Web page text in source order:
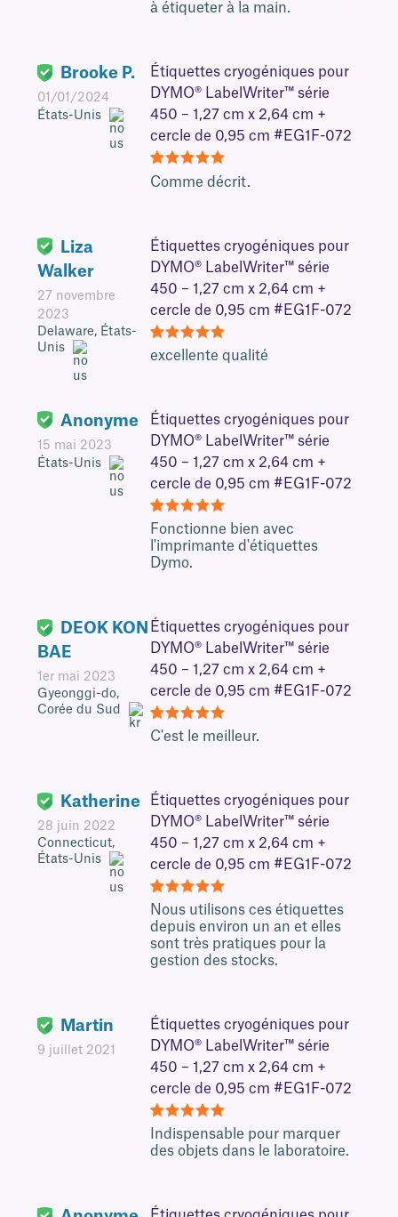
à étiqueter à la main.
Brooke P.
01/01/2024
États-Unis
Étiquettes cryogéniques pour
DYMO® LabelWriter™ série
450 – 1,27 cm x 2,64 cm +
cercle de 0,95 cm #EG1F-072
5
Comme décrit.
Liza
Walker
27 novembre
2023
Delaware, États-
Unis
Étiquettes cryogéniques pour
DYMO® LabelWriter™ série
450 – 1,27 cm x 2,64 cm +
cercle de 0,95 cm #EG1F-072
5
excellente qualité
Anonyme
15 mai 2023
États-Unis
Étiquettes cryogéniques pour
DYMO® LabelWriter™ série
450 – 1,27 cm x 2,64 cm +
cercle de 0,95 cm #EG1F-072
5Fonctionne bien avec
l'imprimante d'étiquettes
Dymo.
DEOK KON
BAE
1er mai 2023
Gyeonggi-do,
Corée du Sud
Étiquettes cryogéniques pour
DYMO® LabelWriter™ série
450 – 1,27 cm x 2,64 cm +
cercle de 0,95 cm #EG1F-072
5
C'est le meilleur.
Katherine
28 juin 2022
Connecticut,
États-Unis
Étiquettes cryogéniques pour
DYMO® LabelWriter™ série
450 – 1,27 cm x 2,64 cm +
cercle de 0,95 cm #EG1F-072
5Nous utilisons ces étiquettes
depuis environ un an et elles
sont très pratiques pour la
gestion des stocks.
Martin
9 juillet 2021
Étiquettes cryogéniques pour
DYMO® LabelWriter™ série
450 – 1,27 cm x 2,64 cm +
cercle de 0,95 cm #EG1F-072
5Indispensable pour marquer
des objets dans le laboratoire.